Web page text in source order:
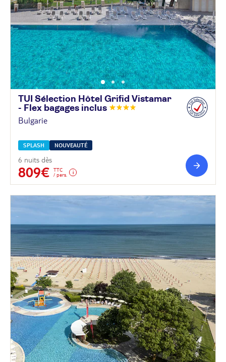
TUI Sélection Hôtel Grifid Vistamar
- Flex bagages inclus
Bulgarie
SPLASH NOUVEAUTÉ
6 nuits dès
809€
TTC
/ pers.